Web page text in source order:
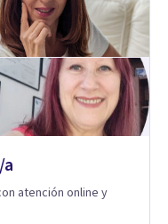
y el respeto por el
y herramientas
en trauma para
conflictos internos,
nuevas
con mayor claridad,
para la
atención online y